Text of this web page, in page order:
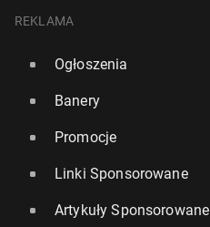
REKLAMA
Ogłoszenia
Banery
Promocje
Linki Sponsorowane
Artykuły Sponsorowane